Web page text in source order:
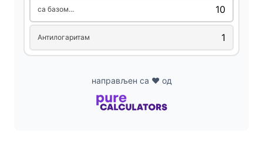
са базом...
Антилогаритам
направљен са ❤ од